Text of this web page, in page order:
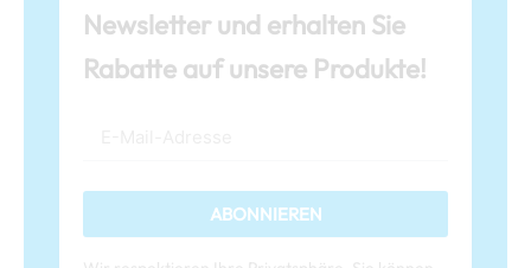
Newsletter und erhalten Sie
Rabatte auf unsere Produkte!
ABONNIEREN